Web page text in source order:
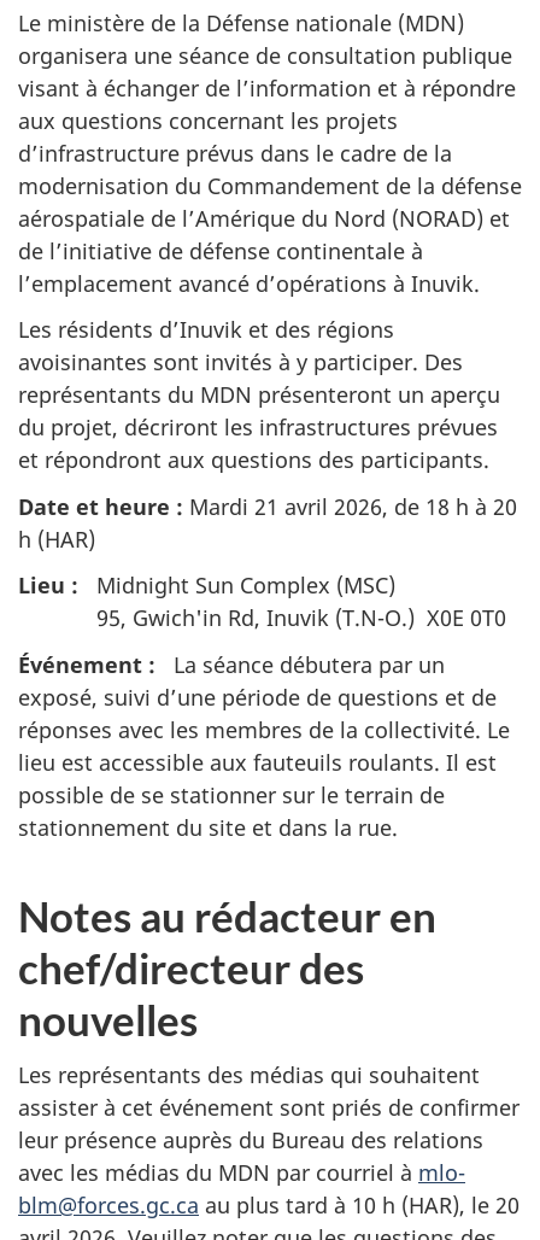
Le ministère de la Défense nationale (MDN)
organisera une séance de consultation publique
visant à échanger de l’information et à répondre
aux questions concernant les projets
d’infrastructure prévus dans le cadre de la
modernisation du Commandement de la défense
aérospatiale de l’Amérique du Nord (NORAD) et
de l’initiative de défense continentale à
l’emplacement avancé d’opérations à Inuvik.
Les résidents d’Inuvik et des régions
avoisinantes sont invités à y participer. Des
représentants du MDN présenteront un aperçu
du projet, décriront les infrastructures prévues
et répondront aux questions des participants.
Date et heure : Mardi 21 avril 2026, de 18 h à 20
h (HAR)
Lieu : Midnight Sun Complex (MSC)
95, Gwich'in Rd, Inuvik (T.N-O.) X0E 0T0
Événement : La séance débutera par un
exposé, suivi d’une période de questions et de
réponses avec les membres de la collectivité. Le
lieu est accessible aux fauteuils roulants. Il est
possible de se stationner sur le terrain de
stationnement du site et dans la rue.
Notes au rédacteur en
chef/directeur des
nouvelles
Les représentants des médias qui souhaitent
assister à cet événement sont priés de confirmer
leur présence auprès du Bureau des relations
avec les médias du MDN par courriel à mlo-
blm@forces.gc.ca au plus tard à 10 h (HAR), le 20